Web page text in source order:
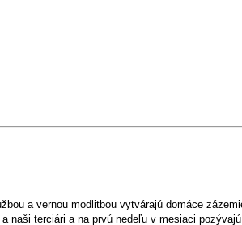
a vernou modlitbou vytvárajú domáce
terciári a na prvú nedeľu v mesiaci